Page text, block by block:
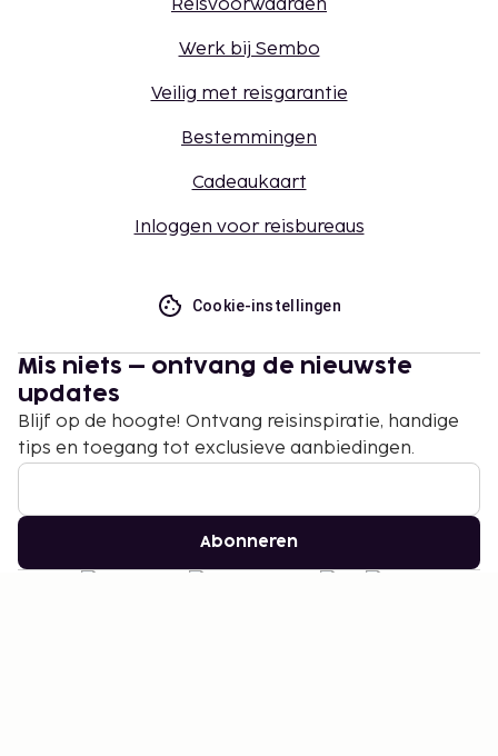
Reisvoorwaarden
Werk bij Sembo
Veilig met reisgarantie
Bestemmingen
Cadeaukaart
Inloggen voor reisbureaus
Cookie-instellingen
Mis niets – ontvang de nieuwste
updates
Blijf op de hoogte! Ontvang reisinspiratie, handige
tips en toegang tot exclusieve aanbiedingen.
Abonneren